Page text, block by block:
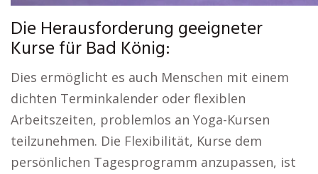
Die Herausforderung geeigneter
Kurse für Bad König:
Dies ermöglicht es auch Menschen mit einem
dichten Terminkalender oder flexiblen
Arbeitszeiten, problemlos an Yoga-Kursen
teilzunehmen. Die Flexibilität, Kurse dem
persönlichen Tagesprogramm anzupassen, ist